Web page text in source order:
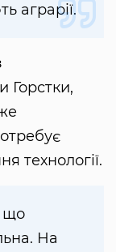
аграрії.
Горстки,
технології.
що
На